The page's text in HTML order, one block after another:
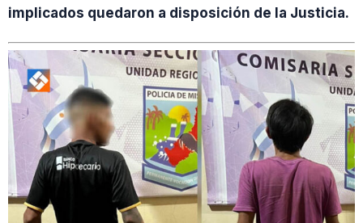
implicados quedaron a disposición de la Justicia.